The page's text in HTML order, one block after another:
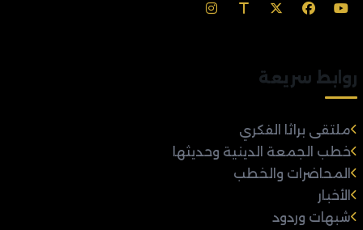
روابط سريعة
ملتقى براثا الفكري
خطب الجمعة الدينية وحديثها
المحاضرات والخطب
الأخبار
شبهات وردود